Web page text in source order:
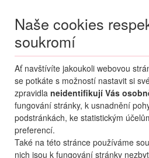
Naše cookies
soukromí
Ať navštívíte jakoukoli webovou
se potkáte s možností nastavit si
zpravidla neidentifikují Vás
fungování stránky, k usnadnění
podstránkách, ke statistickým
preferencí.
Také na této stránce používáme
nich jsou k fungování stránky
Menu
Destinace nerozhoduje
09.08.-...• 2 osoby
Dovolená